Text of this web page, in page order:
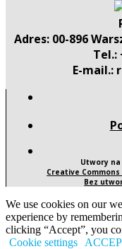
Adres: 00-896
Tel.:
E-mail.:
Utwory
Creative
Bez
We use cookies on our
experience by
clicking “Accept”, you
Cookie settings